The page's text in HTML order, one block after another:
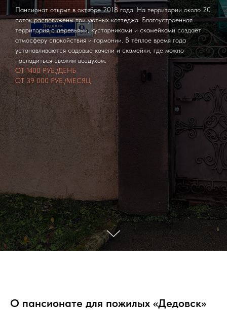
Пансионат открыт в октябре 2018 года. На территории около 20
соток расположены три уютных коттеджа. Благоустроенная
территория с деревьями, кустарниками и скамейками создаёт
атмосферу спокойствия и гармонии. В тёплое время года
устанавливаются садовые качели и скамейки, где можно
насладиться свежим воздухом.
ОТ 1400 РУБ./ДЕНЬ
ОТ 39 000 РУБ./МЕСЯЦ
О пансионате для пожилых «Дедовск»